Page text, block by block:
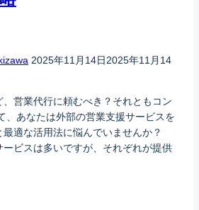
2025年11月14日2025年11月14
、営業代行に頼むべき？それともコン
、あなたは外部の営業支援サービスを
適な活用法に悩んでいませんか？
ービスは多いですが、それぞれが提供